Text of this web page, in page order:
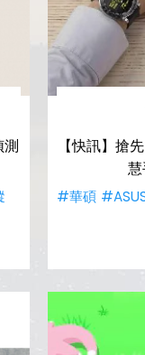
【快訊】搶
#華碩